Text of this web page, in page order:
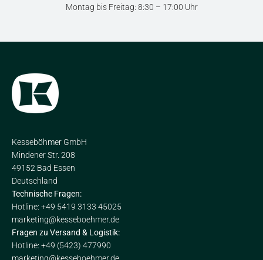
Montag bis Freitag: 8:30 – 17:00 Uhr
Kesseböhmer GmbH
Mindener Str. 208
49152 Bad Essen
Deutschland
Technische Fragen:
Hotline: +49 5419 3133 45025
marketing@kesseboehmer.de
Fragen zu Versand & Logistik:
Hotline: +49 (5423) 477990
marketing@kesseboehmer.de